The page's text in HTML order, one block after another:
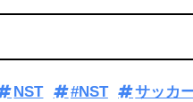
NST #NST
サッカ